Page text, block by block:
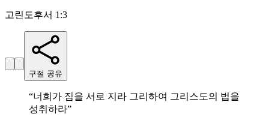
고린도후서 1:3
구절 공유
“너희가 짐을 서로 지라 그리하여 그리스도의 법을
성취하라”